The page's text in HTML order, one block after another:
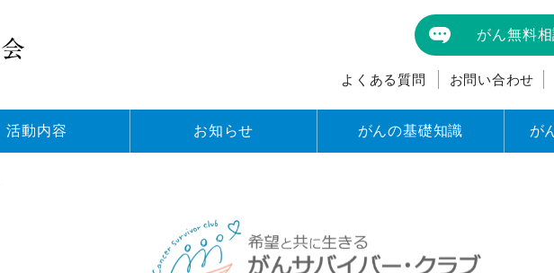
がん無料相
よくある質問 お問い合わせ
活動内容 お知らせ がんの基礎知識 が